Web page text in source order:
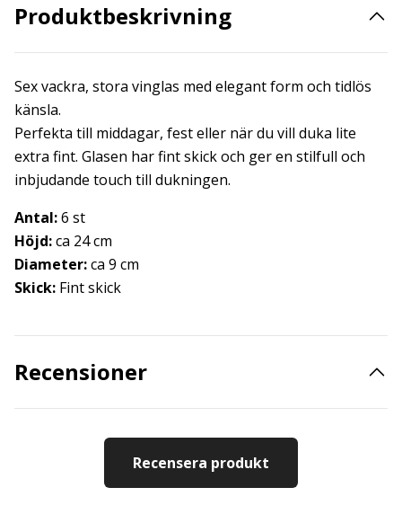
Produktbeskrivning
Sex vackra, stora vinglas med elegant form och tidlös
känsla.
Perfekta till middagar, fest eller när du vill duka lite
extra fint. Glasen har fint skick och ger en stilfull och
inbjudande touch till dukningen.
Antal:6 st
Höjd:ca 24 cm
Diameter:ca 9 cm
Skick: Fint skick
Recensioner
Recensera produkt